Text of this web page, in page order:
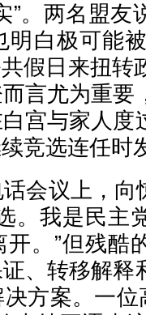
”。两名盟友
明白极可能
假日来扭转
言尤为重要
宫与家人度
竞选连任时
会议上，向
。我是民主
。”但残酷
、转移解释
方案。一